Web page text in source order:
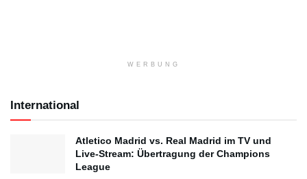
WERBUNG
International
Atletico Madrid vs. Real Madrid im TV und
Live-Stream: Übertragung der Champions
League